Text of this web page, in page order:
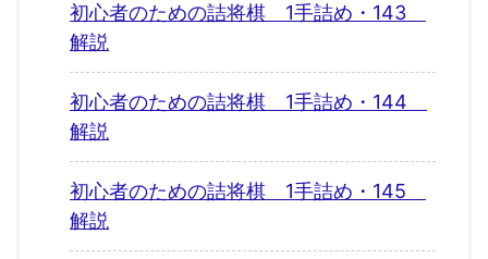
初心者のための詰将棋 1手詰め・143
解説
初心者のための詰将棋 1手詰め・144
解説
初心者のための詰将棋 1手詰め・145
解説